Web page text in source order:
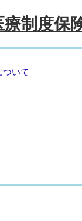
制度保
いて